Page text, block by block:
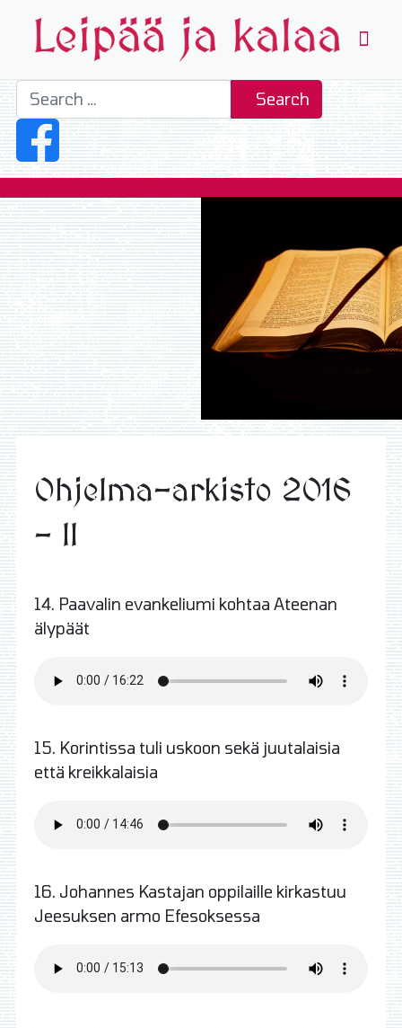
Search Search
Ohjelma-arkisto 2016
- II
14. Paavalin evankeliumi kohtaa Ateenan
älypäät
15. Korintissa tuli uskoon sekä juutalaisia
että kreikkalaisia
16. Johannes Kastajan oppilaille kirkastuu
Jeesuksen armo Efesoksessa